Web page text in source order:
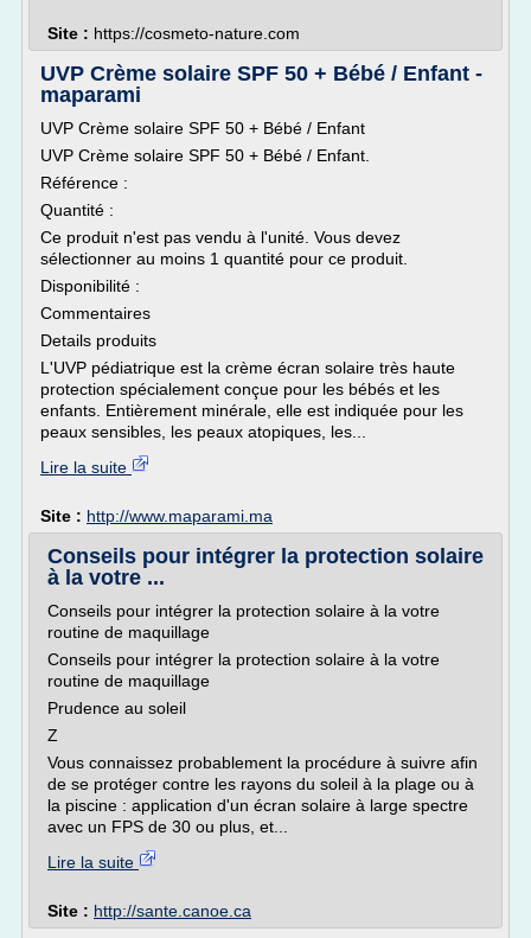
Site : https://cosmeto-nature.com
UVP Crème solaire SPF 50 + Bébé / Enfant -
maparami
UVP Crème solaire SPF 50 + Bébé / Enfant
UVP Crème solaire SPF 50 + Bébé / Enfant.
Référence :
Quantité :
Ce produit n'est pas vendu à l'unité. Vous devez
sélectionner au moins 1 quantité pour ce produit.
Disponibilité :
Commentaires
Details produits
L'UVP pédiatrique est la crème écran solaire très haute
protection spécialement conçue pour les bébés et les
enfants. Entièrement minérale, elle est indiquée pour les
peaux sensibles, les peaux atopiques, les...
Lire la suite
Site : http://www.maparami.ma
Conseils pour intégrer la protection solaire
à la votre ...
Conseils pour intégrer la protection solaire à la votre
routine de maquillage
Conseils pour intégrer la protection solaire à la votre
routine de maquillage
Prudence au soleil
Z
Vous connaissez probablement la procédure à suivre afin
de se protéger contre les rayons du soleil à la plage ou à
la piscine : application d'un écran solaire à large spectre
avec un FPS de 30 ou plus, et...
Lire la suite
Site : http://sante.canoe.ca